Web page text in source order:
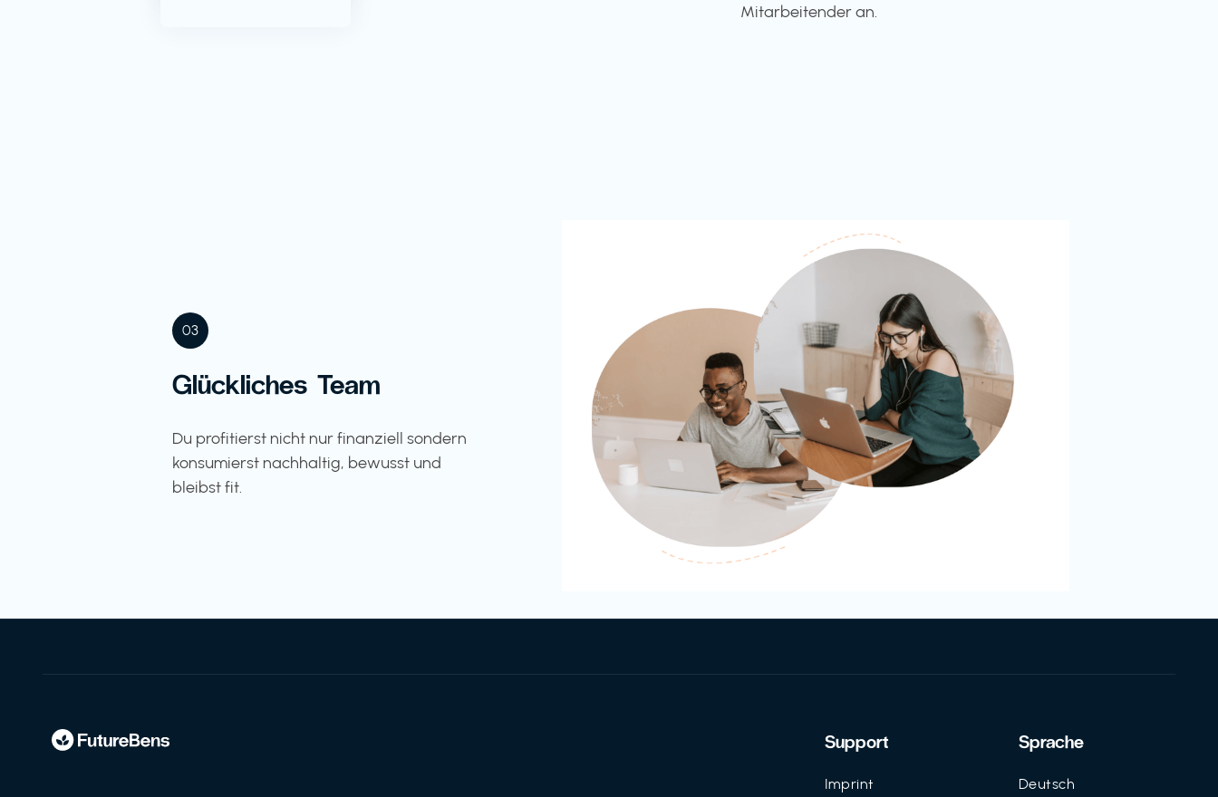
Mitarbeitender an.
03
Glückliches Team
Du profitierst nicht nur finanziell sondern
konsumierst nachhaltig, bewusst und
bleibst fit.
Support
Imprint
Sprache
Deutsch